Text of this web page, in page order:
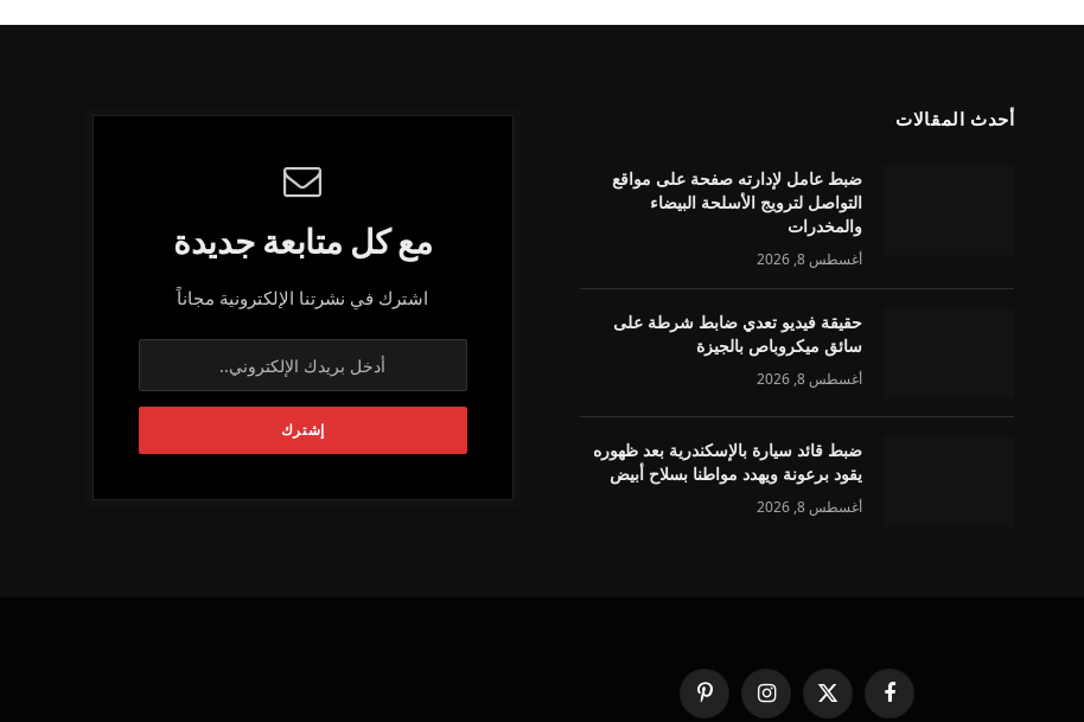
أحدث المقالات
ضبط عامل لإدارته صفحة على مواقع
التواصل لترويج الأسلحة البيضاء
والمخدرات
أغسطس 8, 2026
حقيقة فيديو تعدي ضابط شرطة على
سائق ميكروباص بالجيزة
أغسطس 8, 2026
ضبط قائد سيارة بالإسكندرية بعد ظهوره
يقود برعونة ويهدد مواطنا بسلاح أبيض
أغسطس 8, 2026
مع كل متابعة جديدة
اشترك في نشرتنا الإلكترونية مجاناً
فيسبوك
X
الانستغرامبينتيريست